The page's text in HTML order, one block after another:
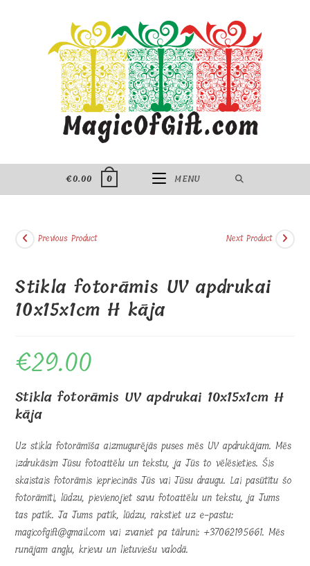
€0.00 0 MENU
Previous Product Next Product
Stikla fotorāmis UV apdrukai
10x15x1cm H kāja
€29.00
Stikla fotorāmis UV apdrukai 10x15x1cm H
kāja
Uz stikla fotorāmīša aizmugurējās puses mēs UV apdrukājam. Mēs
izdrukāsim Jūsu fotoattēlu un tekstu, ja Jūs to vēlēsieties. Šis
skaistais fotorāmis iepriecinās Jūs vai Jūsu draugu. Lai pasūtītu šo
fotorāmīti, lūdzu, pievienojiet savu fotoattēlu un tekstu, ja Jums
tas patīk. Ja Jums patīk, lūdzu, rakstiet uz e-pastu:
magicofgift@gmail.com vai zvaniet pa tālruni: +37062195661. Mēs
runājam angļu, krievu un lietuviešu valodā.